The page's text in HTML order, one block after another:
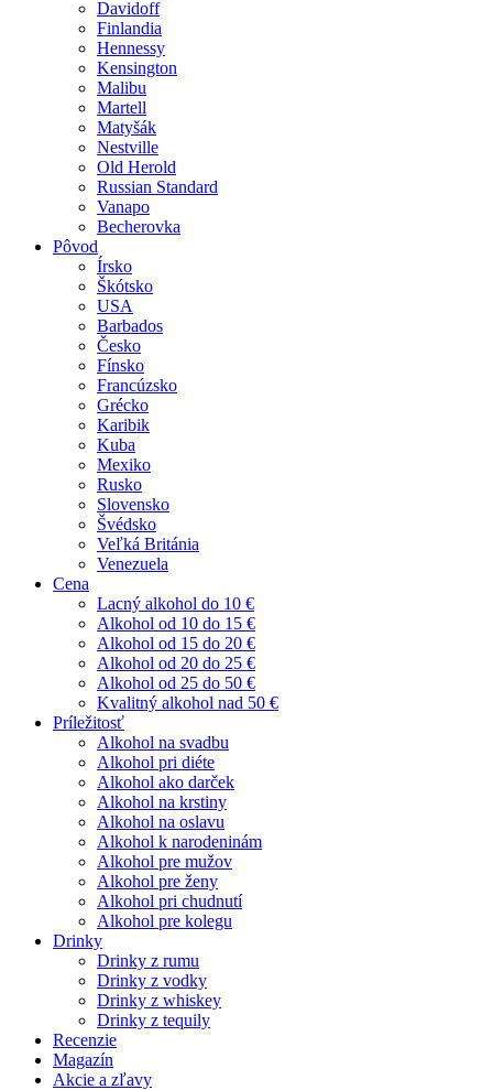
Davidoff
Finlandia
Hennessy
Kensington
Malibu
Martell
Matyšák
Nestville
Old Herold
Russian Standard
Vanapo
Becherovka
Pôvod
Írsko
Škótsko
USA
Barbados
Česko
Fínsko
Francúzsko
Grécko
Karibik
Kuba
Mexiko
Rusko
Slovensko
Švédsko
Veľká Británia
Venezuela
Cena
Lacný alkohol do 10 €
Alkohol od 10 do 15 €
Alkohol od 15 do 20 €
Alkohol od 20 do 25 €
Alkohol od 25 do 50 €
Kvalitný alkohol nad 50 €
Príležitosť
Alkohol na svadbu
Alkohol pri diéte
Alkohol ako darček
Alkohol na krstiny
Alkohol na oslavu
Alkohol k narodeninám
Alkohol pre mužov
Alkohol pre ženy
Alkohol pri chudnutí
Alkohol pre kolegu
Drinky
Drinky z rumu
Drinky z vodky
Drinky z whiskey
Drinky z tequily
Recenzie
Magazín
Akcie a zľavy